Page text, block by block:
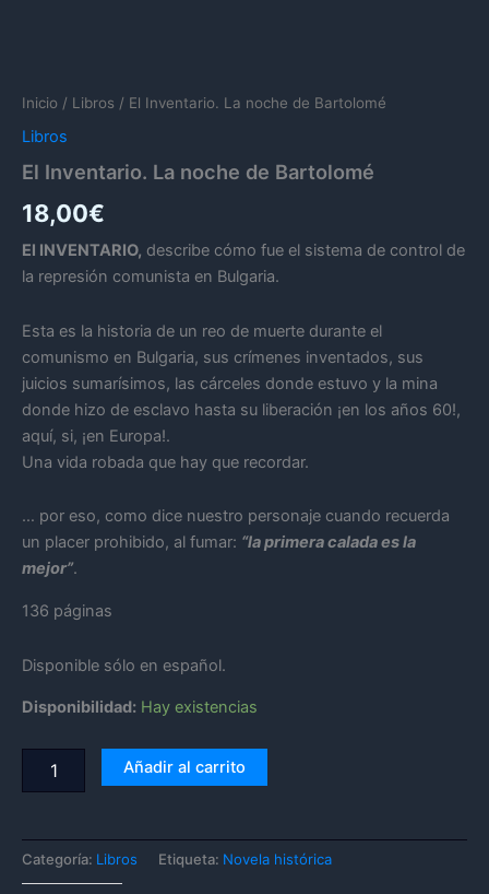
Inicio / Libros / El Inventario. La noche de Bartolomé
Libros
El Inventario. La noche de Bartolomé
18,00€
El INVENTARIO, describe cómo fue el sistema de control de
la represión comunista en Bulgaria.
Esta es la historia de un reo de muerte durante el
comunismo en Bulgaria, sus crímenes inventados, sus
juicios sumarísimos, las cárceles donde estuvo y la mina
donde hizo de esclavo hasta su liberación ¡en los años 60!,
aquí, si, ¡en Europa!.
Una vida robada que hay que recordar.
… por eso, como dice nuestro personaje cuando recuerda
un placer prohibido, al fumar: “la primera calada es la
mejor”.
136 páginas
Disponible sólo en español.
Disponibilidad: Hay existencias
Añadir al carrito
Categoría: Libros Etiqueta: Novela histórica